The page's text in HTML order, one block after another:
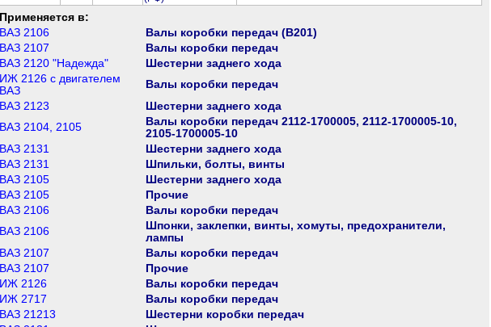
Применяется в:
ВАЗ 2106
Валы коробки передач (В201)
ВАЗ 2107
Валы коробки передач
ВАЗ 2120 "Надежда"
Шестерни заднего хода
ИЖ 2126 с двигателем
ВАЗ
Валы коробки передач
ВАЗ 2123
Шестерни заднего хода
ВАЗ 2104, 2105
Валы коробки передач 2112-1700005, 2112-1700005-10,
2105-1700005-10
ВАЗ 2131
Шестерни заднего хода
ВАЗ 2131
Шпильки, болты, винты
ВАЗ 2105
Шестерни заднего хода
ВАЗ 2105
Прочие
ВАЗ 2106
Валы коробки передач
ВАЗ 2106
Шпонки, заклепки, винты, хомуты, предохранители,
лампы
ВАЗ 2107
Валы коробки передач
ВАЗ 2107
Прочие
ИЖ 2126
Валы коробки передач
ИЖ 2717
Валы коробки передач
ВАЗ 21213
Шестерни коробки передач